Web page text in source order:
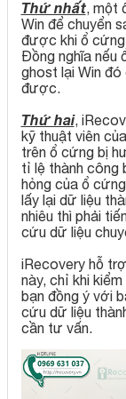
Thứ nhất, một
Win để chuyển
được khi ổ cứng
Đồng nghĩa nếu
ghost lại Win đó
được.
Thứ hai,
kỹ thuật viên
trên ổ cứng bị
tỉ lệ thành công
hỏng của ổ
lấy lại dữ liệu
nhiêu thì phải
cứu dữ liệu
iRecovery hỗ trợ
này, chỉ khi
bạn đồng ý với
cứu dữ liệu
cần tư vấn.